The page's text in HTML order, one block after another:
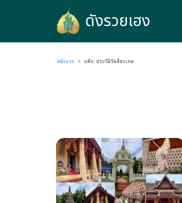
ดังรวยเฮง
หน้าแรก > แท็ก: ประวัติวัดสีสะเกด